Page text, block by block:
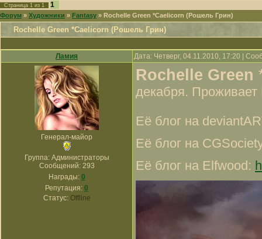
Страница 1 из 1 1
Форум » Художники » Fantasy » Rochelle Green *Caelicorn (Рошель Грин)
Rochelle Green *Caelicorn (Рошель Грин)
Ламия Дата: Четверг, 04.11.2010, 17:20 |
Генерал-майор
Группа: Администраторы
Сообщений: 293
Награды: 0
Репутация: 0
Статус: Offline
Rochelle Green
декабря.
Её блог на
Её блог на
Её блог на Elfwood: